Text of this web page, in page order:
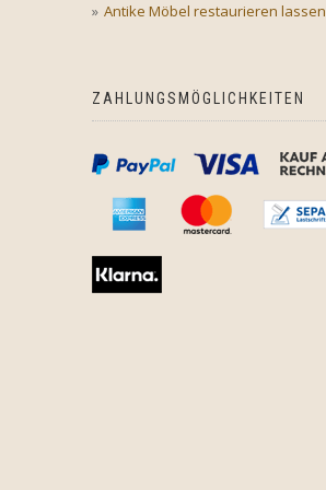
Antike Möbel restaurieren lassen
ZAHLUNGSMÖGLICHKEITEN